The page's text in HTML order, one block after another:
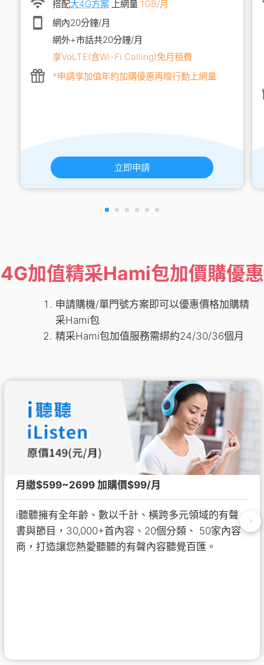
搭配大4G方案 上網量 1GB/月
網內20分鐘/月
網外+市話共20分鐘/月
享VoLTE(含Wi-Fi Calling)免月租費
*申請享加值年約加購優惠再贈行動上網量
立即申請
4G加值精采Hami包加價購優惠
申請購機/單門號方案即可以優惠價格加購精
采Hami包
精采Hami包加值服務需綁約24/30/36個月
月繳$599~2699 加購價$99/月
i聽聽擁有全年齡、數以千計、橫跨多元領域的有聲
書與節目，30,000+首內容、20個分類、 50家內容
商，打造讓您熱愛聽聽的有聲內容聽覺百匯。